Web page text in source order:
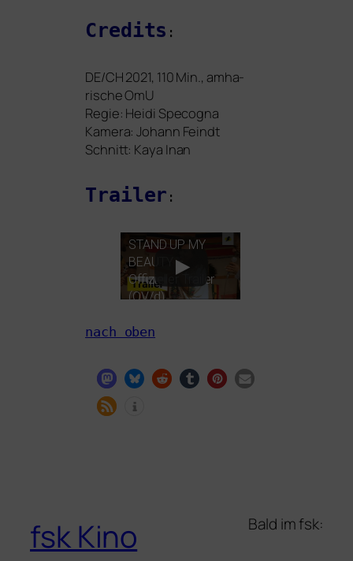
Credits :
DE/CH2021, 110 Min., amha­
rischeOmU
Regie: Heidi Specogna
Kamera: Johann Feindt
Schnitt: Kaya Inan
Trailer :
STAND UP MY
BEAUTY
–
Offizieller Trailer
(OV/d)
nach oben
fsk Kino Bald im fsk: